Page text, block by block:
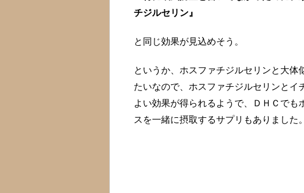
チジルセリン』
と同じ効果が見込めそう。
というか、ホスファチジルセリンと大
たいなので、ホスファチジルセリンとイ
よい効果が得られるようで、ＤＨＣで
スを一緒に摂取するサプリもありました。